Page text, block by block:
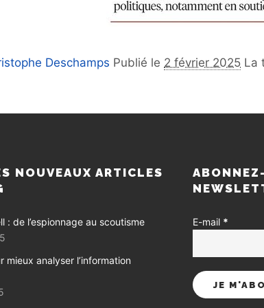
Deschamps Publié le 2 février 2025 La
NOUVEAUX ARTICLES
: de l’espionnage au scoutisme
mieux analyser l’information
E-mail *